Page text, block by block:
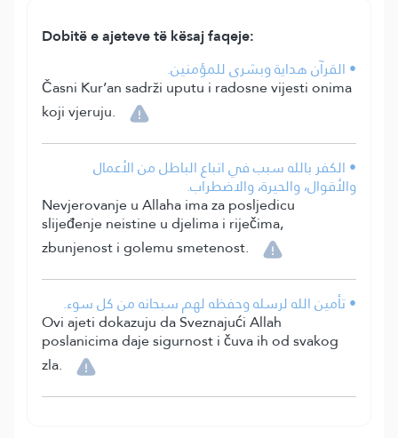
Dobitë e ajeteve të kësaj faqeje:
• القرآن هداية وبشرى للمؤمنين.
Časni Kur’an sadrži uputu i radosne vijesti onima
koji vjeruju.
• الكفر بالله سبب في اتباع الباطل من الأعمال
والأقوال، والحيرة، والاضطراب.
Nevjerovanje u Allaha ima za posljedicu
slijeđenje neistine u djelima i riječima,
zbunjenost i golemu smetenost.
• تأمين الله لرسله وحفظه لهم سبحانه من كل سوء.
Ovi ajeti dokazuju da Sveznajući Allah
poslanicima daje sigurnost i čuva ih od svakog
zla.